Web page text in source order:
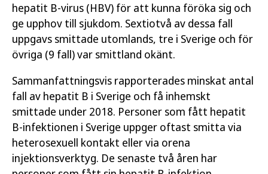
hepatit B-virus (HBV) för att kunna föröka sig och
ge upphov till sjukdom. Sextiotvå av dessa fall
uppgavs smittade utomlands, tre i Sverige och för
övriga (9 fall) var smittland okänt.
Sammanfattningsvis rapporterades minskat antal
fall av hepatit B i Sverige och få inhemskt
smittade under 2018. Personer som fått hepatit
B-infektionen i Sverige uppger oftast smitta via
heterosexuell kontakt eller via orena
injektionsverktyg. De senaste två åren har